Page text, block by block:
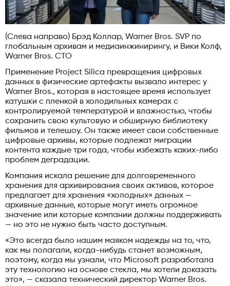
(Слева направо) Брэд Коллар, Warner Bros. SVP по
глобальным архивам и медиаинжинирингу, и Вики Колф,
Warner Bros. CTO
Применение Project Silica превращения цифровых
данных в физические артефакты вызвало интерес у
Warner Bros., которая в настоящее время использует
катушки с пленкой в ​​холодильных камерах с
контролируемой температурой и влажностью, чтобы
сохранить свою культовую и обширную библиотеку
фильмов и телешоу. Он также имеет свои собственные
цифровые архивы, которые подлежат миграции
контента каждые три года, чтобы избежать каких-либо
проблем деградации.
Компания искала решение для долговременного
хранения для архивирования своих активов, которое
предлагает для хранения «холодных» данных —
архивные данные, которые могут иметь огромное
значение или которые компании должны поддерживать
— но это не нужно быть часто доступным.
«Это всегда было нашим маяком надежды на то, что,
как мы полагали, когда-нибудь станет возможным,
поэтому, когда мы узнали, что Microsoft разработала
эту технологию на основе стекла, мы хотели доказать
это», — сказала технический директор Warner Bros.